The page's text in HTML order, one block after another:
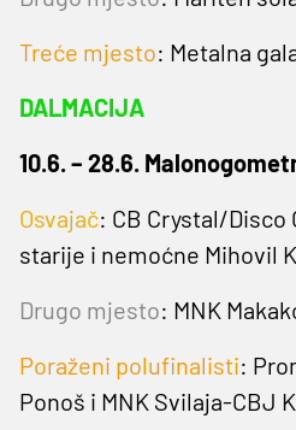
Treće mjesto: Metalna
DALMACIJA
10.6. – 28.6.
Osvajač: CB Crystal/Disco
starije i nemoćne Mihovil
Drugo mjesto: MNK
Poraženi polufinalisti:
Ponoš i MNK Svilaja-CBJ